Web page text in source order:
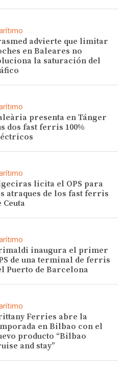
advierte que limitar
en Baleares no
la saturación del
presenta en Tánger
dos fast ferris 100%
licita el OPS para
atraques de los fast ferris
Ceuta
inaugura el primer
de una terminal de ferris
Puerto de Barcelona
Ferries abre la
en Bilbao con el
producto “Bilbao
and stay”